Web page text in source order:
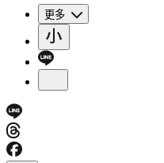
更多